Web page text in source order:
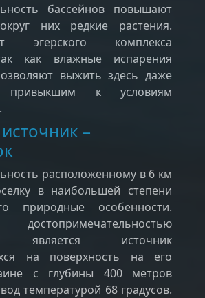
бассейнов повышают
них редкие растения.
эгерского комплекса
как влажные испарения
выжить здесь даже
привыкшим к условиям
–
расположенному в 6 км
в наибольшей степени
природные особенности.
является источник
на поверхность на его
с глубины 400 метров
температурой 68 градусов.